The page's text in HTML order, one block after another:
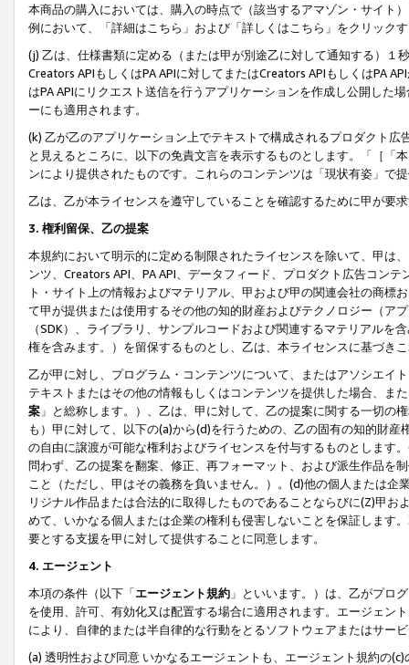
本商品の購入においては、購入の時点で（該当するアマゾン・サイト
例において、「詳細はこちら」および「詳しくはこちら」をクリック
(j) 乙は、仕様書類に定める（または甲が別途乙に対して通知する）
Creators APIもしくはPA APIに対してまたはCreators APIもしくはPA
はPA APIにリクエスト送信を行うアプリケーションを作成し公開した
ーにも適用されます。
(k) 乙が乙のアプリケーション上でテキストで構成されるプロダクト
と見えるところに、以下の免責文言を表示するものとします。「［「
ンにより提供されたものです。これらのコンテンツは「現状有姿」で
乙は、乙が本ライセンスを遵守していることを確認するために甲が要
3. 権利留保、乙の提案
本規約において明示的に定める制限されたライセンスを除いて、甲は
ンツ、Creators API、PA API、データフィード、プロダクト広告コン
ト・サイト上の情報およびマテリアル、甲および甲の関連会社の商
て甲が提供または使用するその他の知的財産およびテクノロジー（ア
（SDK）、ライブラリ、サンプルコードおよび関連するマテリアル
権を含みます。）を留保するものとし、乙は、本ライセンスに基づき
乙が甲に対し、プログラム・コンテンツについて、またはアソシエイ
テキストまたはその他の情報もしくはコンテンツを提供した場合、ま
案 」と総称します。）、乙は、甲に対して、乙の提案に関する一切
も）甲に対して、以下の(a)から(d)を行うための、乙の固有の知的財
の自由に譲渡が可能な権利およびライセンスを付与するものとします
問わず、乙の提案を翻案、修正、再フォーマット、および派生作品を
こと（ただし、甲はその義務を負いません。）。(d)他の個人または
リジナル作品または合法的に取得したものであることならびに(Z)甲
めて、いかなる個人または企業の権利も侵害しないことを保証します
要とする支援を甲に対して提供することに同意します。
4. エージェント
本項の条件（以下「エージェント規約 」といいます。）は、乙がプロ
を使用、許可、有効化又は配置する場合に適用されます。エージェン
により、自律的または半自律的な行動をとるソフトウェアまたはサー
(a) 透明性および同意 いかなるエージェントも、エージェント規約の